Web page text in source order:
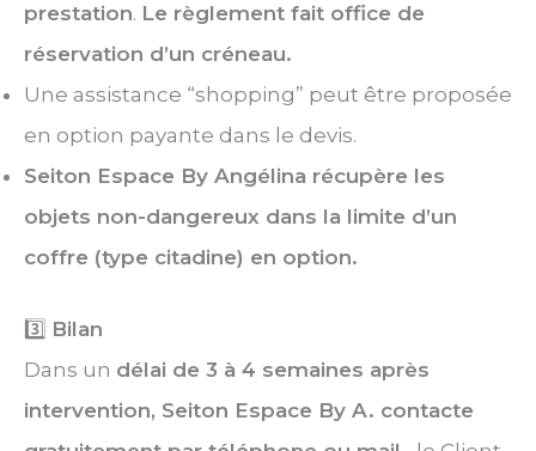
prestation. Le règlement fait office de
réservation d’un créneau.
Une assistance “shopping” peut être proposée
en option payante dans le devis.
Seiton Espace By Angélina récupère les
objets non-dangereux dans la limite d’un
coffre (type citadine) en option.
3️⃣ Bilan
Dans un délai de 3 à 4 semaines après
intervention, Seiton Espace By A. contacte